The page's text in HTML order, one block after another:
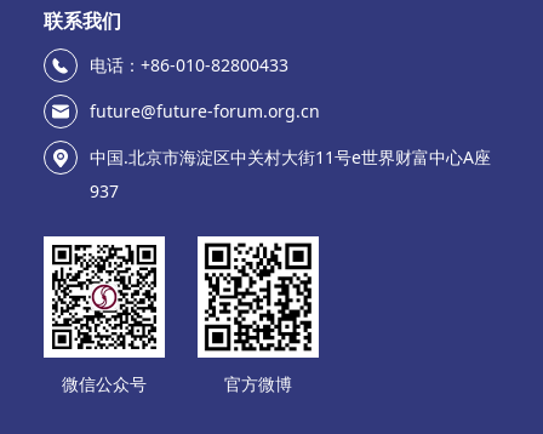
联系我们
电话：+86-010-82800433
future@future-forum.org.cn
中国.北京市海淀区中关村大街11号e世界财富中心A座
937
微信公众号 官方微博